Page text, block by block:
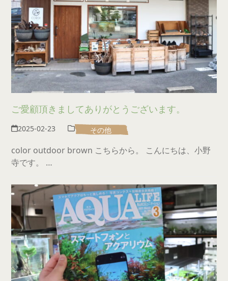
ご愛顧頂きましてありがとうございます。
2025-02-23 その他
color outdoor brown こちらから。 こんにちは、小野
寺です。 …